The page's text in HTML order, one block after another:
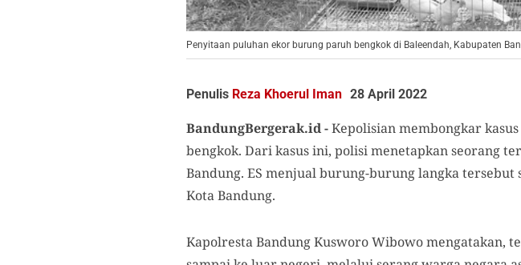
Penyitaan puluhan ekor burung paruh bengkok di Baleendah, Kabupaten
Penulis Reza Khoerul Iman 28 April 2022
BandungBergerak.id -Kepolisian membongkar
bengkok. Dari kasus ini, polisi menetapkan seorang
Bandung. ES menjual burung-burung langka
Kota Bandung.
Kapolresta Bandung Kusworo Wibowo mengatakan,